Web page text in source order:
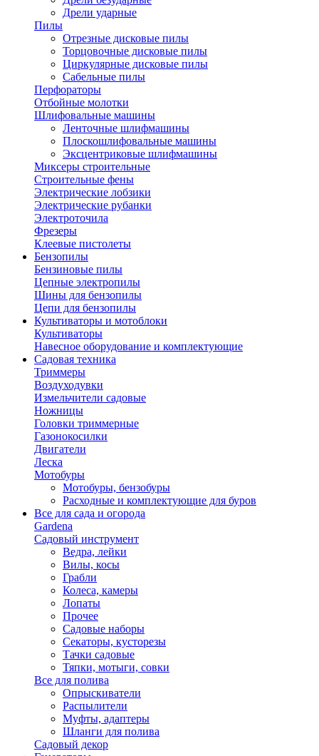
Дрели ударные
Пилы
Отрезные дисковые пилы
Торцовочные дисковые пилы
Циркулярные дисковые пилы
Сабельные пилы
Перфораторы
Отбойные молотки
Шлифовальные машины
Ленточные шлифмашины
Плоскошлифовальные машины
Эксцентриковые шлифмашины
Миксеры строительные
Строительные фены
Электрические лобзики
Электрические рубанки
Электроточила
Фрезеры
Клеевые пистолеты
Бензопилы
Бензиновые пилы
Цепные электропилы
Шины для бензопилы
Цепи для бензопилы
Культиваторы и мотоблоки
Культиваторы
Навесное оборудование и комплектующие
Садовая техника
Триммеры
Воздуходувки
Измельчители садовые
Ножницы
Головки триммерные
Газонокосилки
Двигатели
Леска
Мотобуры
Мотобуры, бензобуры
Расходные и комплектующие для буров
Все для сада и огорода
Gardena
Садовый инструмент
Ведра, лейки
Вилы, косы
Грабли
Колеса, камеры
Лопаты
Прочее
Садовые наборы
Секаторы, кусторезы
Тачки садовые
Тяпки, мотыги, совки
Все для полива
Опрыскиватели
Распылители
Муфты, адаптеры
Шланги для полива
Садовый декор